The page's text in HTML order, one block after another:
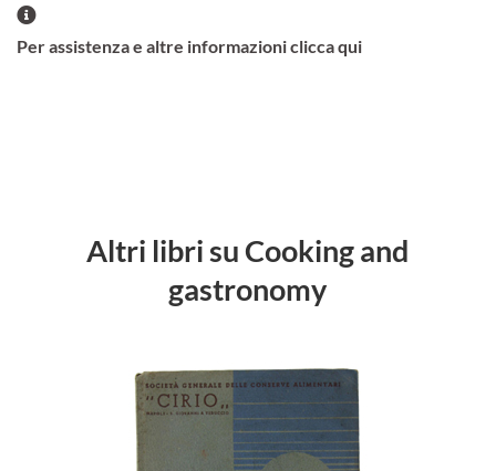
Per assistenza e altre informazioni clicca qui
Altri libri su Cooking and
gastronomy